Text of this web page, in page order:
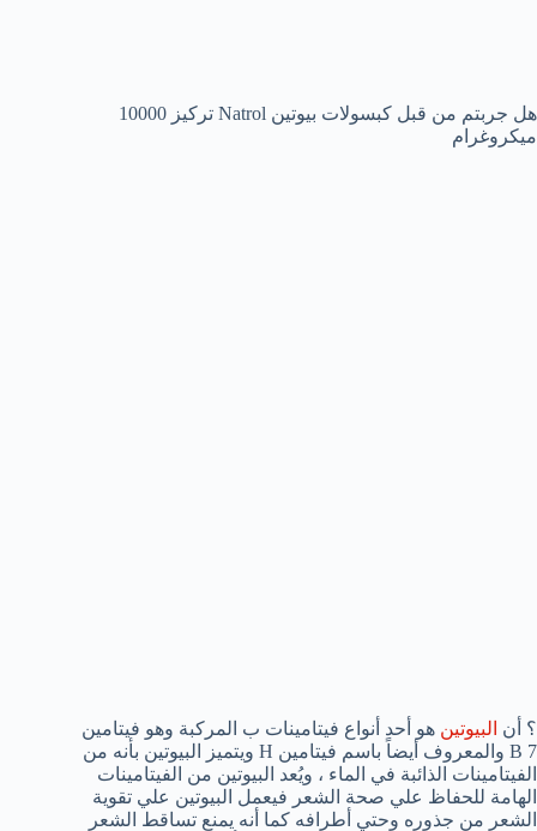
هل جربتم من قبل كبسولات بيوتين Natrol تركيز 10000
ميكروغرام
؟ أن البيوتين هو أحد أنواع فيتامينات ب المركبة وهو فيتامين
B 7 والمعروف أيضاً باسم فيتامين H ويتميز البيوتين بأنه من
الفيتامينات الذائبة في الماء ، ويُعد البيوتين من الفيتامينات
الهامة للحفاظ علي صحة الشعر فيعمل البيوتين علي تقوية
الشعر من جذوره وحتي أطرافه كما أنه يمنع تساقط الشعر